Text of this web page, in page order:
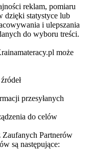
reklam, pomiaru
dzięki statystyce lub
i ulepszania
do wyboru treści.
może
przesyłanych
do celów
Partnerów
są następujące: